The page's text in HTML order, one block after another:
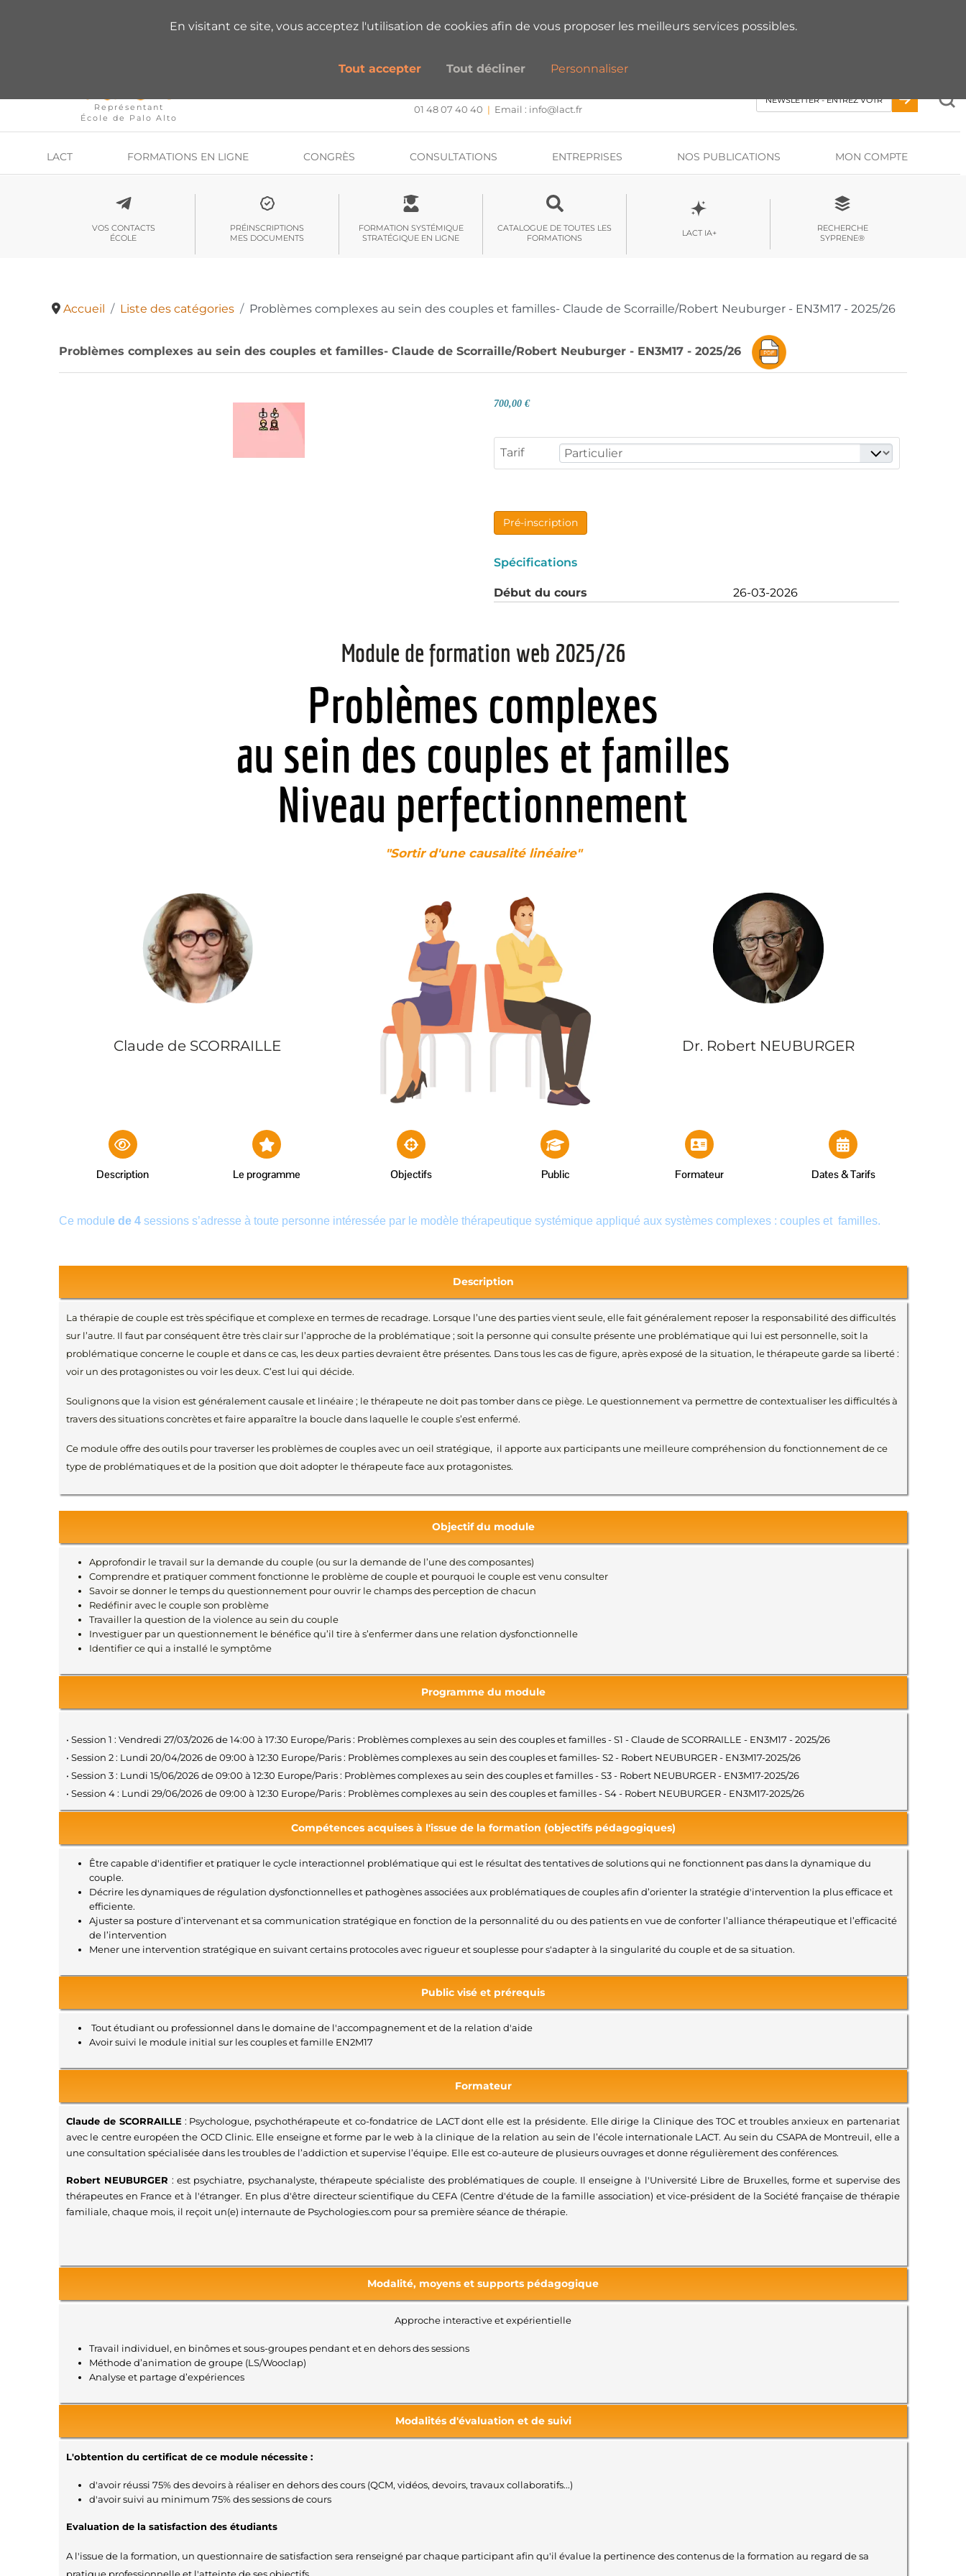
Représentant
École de Palo Alto
CENTRE DE FORMATION, INTERVENTION ET RECHERCHE
01 48 07 40 40 | Email : info@lact.fr
VOUS AVEZ DES QUESTIONS SUR NOS FORMATIONS ? PRENEZ RDV AVEC UN EXPERT
LACT FORMATIONS EN LIGNE CONGRÈS CONSULTATIONS ENTREPRISES NOS PUBLICATIONS MON COMPTE
VOS CONTACTS
ÉCOLE
PRÉINSCRIPTIONS
MES DOCUMENTS
FORMATION SYSTÉMIQUE
STRATÉGIQUE EN LIGNE
CATALOGUE DE TOUTES LES
FORMATIONS
LACT IA+
RECHERCHE
SYPRENE®
Accueil Liste des catégories Problèmes complexes au sein des couples et familles- Claude de Scorraille/Robert Neuburger - EN3M17 - 2025/26
Problèmes complexes au sein des couples et familles- Claude de Scorraille/Robert Neuburger - EN3M17 - 2025/26
700,00 €
Tarif
Pré-inscription
Spécifications
Début du cours 26-03-2026
Module de formation web 2025/26
Problèmes complexes
au sein des couples et familles
Niveau perfectionnement
"Sortir d'une causalité linéaire"
Claude de SCORRAILLE Dr. Robert NEUBURGER
Description Le programme Objectifs Public Formateur Dates & Tarifs
Ce modul e de 4 sessions s’adresse à toute personne intéressée par le modèle thérapeutique systémique appliqué aux systèmes complexes : couples et familles.
Description
La thérapie de couple est très spécifique et complexe en termes de recadrage. Lorsque l’une des parties vient seule, elle fait généralement reposer la responsabilité des difficultés
sur l’autre. Il faut par conséquent être très clair sur l’approche de la problématique ; soit la personne qui consulte présente une problématique qui lui est personnelle, soit la
problématique concerne le couple et dans ce cas, les deux parties devraient être présentes. Dans tous les cas de figure, après exposé de la situation, le thérapeute garde sa liberté :
voir un des protagonistes ou voir les deux. C’est lui qui décide.
Soulignons que la vision est généralement causale et linéaire ; le thérapeute ne doit pas tomber dans ce piège. Le questionnement va permettre de contextualiser les difficultés à
travers des situations concrètes et faire apparaître la boucle dans laquelle le couple s’est enfermé.
Ce module offre des outils pour traverser les problèmes de couples avec un oeil stratégique, il apporte aux participants une meilleure compréhension du fonctionnement de ce
type de problématiques et de la position que doit adopter le thérapeute face aux protagonistes.
Objectif du module
Approfondir le travail sur la demande du couple (ou sur la demande de l’une des composantes)
Comprendre et pratiquer comment fonctionne le problème de couple et pourquoi le couple est venu consulter
Savoir se donner le temps du questionnement pour ouvrir le champs des perception de chacun
Redéfinir avec le couple son problème
Travailler la question de la violence au sein du couple
Investiguer par un questionnement le bénéfice qu’il tire à s’enfermer dans une relation dysfonctionnelle
Identifier ce qui a installé le symptôme
Programme du module
• Session 1 : Vendredi 27/03/2026 de 14:00 à 17:30 Europe/Paris : Problèmes complexes au sein des couples et familles - S1 - Claude de SCORRAILLE - EN3M17 - 2025/26
• Session 2 : Lundi 20/04/2026 de 09:00 à 12:30 Europe/Paris : Problèmes complexes au sein des couples et familles- S2 - Robert NEUBURGER - EN3M17-2025/26
• Session 3 : Lundi 15/06/2026 de 09:00 à 12:30 Europe/Paris : Problèmes complexes au sein des couples et familles - S3 - Robert NEUBURGER - EN3M17-2025/26
• Session 4 : Lundi 29/06/2026 de 09:00 à 12:30 Europe/Paris : Problèmes complexes au sein des couples et familles - S4 - Robert NEUBURGER - EN3M17-2025/26
Compétences acquises à l'issue de la formation (objectifs pédagogiques)
Être capable d'identifier et pratiquer le cycle interactionnel problématique qui est le résultat des tentatives de solutions qui ne fonctionnent pas dans la dynamique du
couple.
Décrire les dynamiques de régulation dysfonctionnelles et pathogènes associées aux problématiques de couples afin d’orienter la stratégie d'intervention la plus efficace et
efficiente.
Ajuster sa posture d’intervenant et sa communication stratégique en fonction de la personnalité du ou des patients en vue de conforter l’alliance thérapeutique et l’efficacité
de l’intervention
Mener une intervention stratégique en suivant certains protocoles avec rigueur et souplesse pour s'adapter à la singularité du couple et de sa situation.
Public visé et prérequis
Tout étudiant ou professionnel dans le domaine de l'accompagnement et de la relation d'aide
Avoir suivi le module initial sur les couples et famille EN2M17
Formateur
Claude de SCORRAILLE: Psychologue, psychothérapeute et co-fondatrice de LACT dont elle est la présidente. Elle dirige la Clinique des TOC et troubles anxieux en partenariat
avec le centre européen the OCD Clinic. Elle enseigne et forme par le web à la clinique de la relation au sein de l’école internationale LACT. Au sein du CSAPA de Montreuil, elle a
une consultation spécialisée dans les troubles de l’addiction et supervise l’équipe. Elle est co-auteure de plusieurs ouvrages et donne régulièrement des conférences.
Robert NEUBURGER : est psychiatre, psychanalyste, thérapeute spécialiste des problématiques de couple. Il enseigne à l'Université Libre de Bruxelles, forme et supervise des
thérapeutes en France et à l'étranger. En plus d'être directeur scientifique du CEFA (Centre d'étude de la famille association) et vice-président de la Société française de thérapie
familiale, chaque mois, il reçoit un(e) internaute de Psychologies.com pour sa première séance de thérapie.
Modalité, moyens et supports pédagogique
Approche interactive et expérientielle
Travail individuel, en binômes et sous-groupes pendant et en dehors des sessions
Méthode d’animation de groupe (LS/Wooclap)
Analyse et partage d’expériences
Modalités d'évaluation et de suivi
L'obtention du certificat de ce module nécessite :
d'avoir réussi 75% des devoirs à réaliser en dehors des cours (QCM, vidéos, devoirs, travaux collaboratifs...)
d'avoir suivi au minimum 75% des sessions de cours
Evaluation de la satisfaction des étudiants
A l'issue de la formation, un questionnaire de satisfaction sera renseigné par chaque participant afin qu'il évalue la pertinence des contenus de la formation au regard de sa
En visitant ce site, vous acceptez l'utilisation de cookies afin de vous proposer les meilleurs services possibles.
Tout accepter Tout décliner Personnaliser